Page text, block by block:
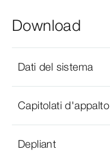
Download
Dati del sistema
Capitolati d'appalto
Depliant